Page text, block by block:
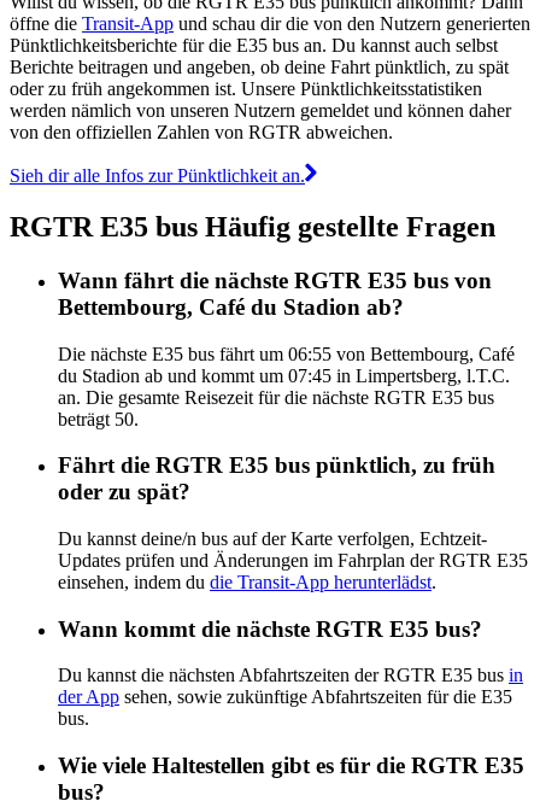
öffne die Transit-App und schau dir die von den Nutzern generierten
Pünktlichkeitsberichte für die E35 bus an. Du kannst auch selbst
Berichte beitragen und angeben, ob deine Fahrt pünktlich, zu spät
oder zu früh angekommen ist. Unsere Pünktlichkeitsstatistiken
werden nämlich von unseren Nutzern gemeldet und können daher
von den offiziellen Zahlen von RGTR abweichen.
Sieh dir alle Infos zur Pünktlichkeit an.
RGTR E35 bus Häufig gestellte Fragen
Wann fährt die nächste RGTR E35 bus von
Bettembourg, Café du Stadion ab?
Die nächste E35 bus fährt um 06:55 von Bettembourg, Café
du Stadion ab und kommt um 07:45 in Limpertsberg, l.T.C.
an. Die gesamte Reisezeit für die nächste RGTR E35 bus
beträgt 50.
Fährt die RGTR E35 bus pünktlich, zu früh
oder zu spät?
Du kannst deine/n bus auf der Karte verfolgen, Echtzeit-
Updates prüfen und Änderungen im Fahrplan der RGTR E35
einsehen, indem du die Transit-App herunterlädst.
Wann kommt die nächste RGTR E35 bus?
Du kannst die nächsten Abfahrtszeiten der RGTR E35 bus in
der App sehen, sowie zukünftige Abfahrtszeiten für die E35
bus.
Wie viele Haltestellen gibt es für die RGTR E35
bus?